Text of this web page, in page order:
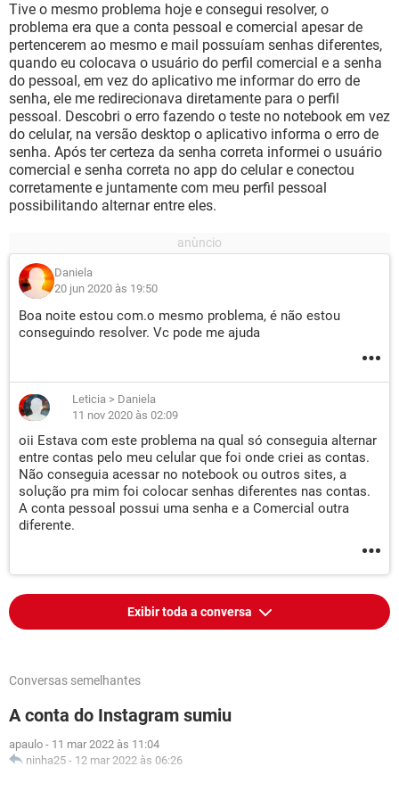
Tive o mesmo problema hoje e consegui resolver, o
problema era que a conta pessoal e comercial apesar de
pertencerem ao mesmo e mail possuíam senhas diferentes,
quando eu colocava o usuário do perfil comercial e a senha
do pessoal, em vez do aplicativo me informar do erro de
senha, ele me redirecionava diretamente para o perfil
pessoal. Descobri o erro fazendo o teste no notebook em vez
do celular, na versão desktop o aplicativo informa o erro de
senha. Após ter certeza da senha correta informei o usuário
comercial e senha correta no app do celular e conectou
corretamente e juntamente com meu perfil pessoal
possibilitando alternar entre eles.
Daniela
20 jun 2020 às 19:50
Boa noite estou com.o mesmo problema, é não estou
conseguindo resolver. Vc pode me ajuda
Leticia > Daniela
11 nov 2020 às 02:09
oii Estava com este problema na qual só conseguia alternar
entre contas pelo meu celular que foi onde criei as contas.
Não conseguia acessar no notebook ou outros sites, a
solução pra mim foi colocar senhas diferentes nas contas.
A conta pessoal possui uma senha e a Comercial outra
diferente.
Exibir toda a conversa
Conversas semelhantes
A conta do Instagram sumiu
apaulo - 11 mar 2022 às 11:04
ninha25 - 12 mar 2022 às 06:26